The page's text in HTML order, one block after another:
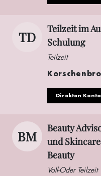
TD
Teilzeit im
Schulung
Teilzeit
Direkten
BM
Beauty
und
Beauty
Voll-Oder Teilzeit